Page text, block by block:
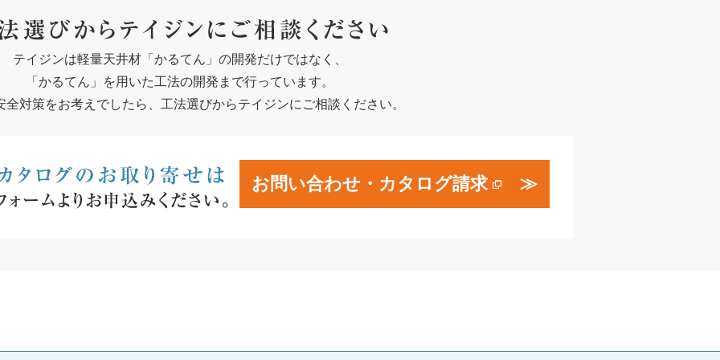
テイジンは軽量天井材「かるてん」の開発だけではなく、
「かるてん」を用いた工法の開発まで行っています。
全対策をお考えでしたら、工法選びからテイジンにご相談ください。
お問い合わせ・カタログ請求 ≫